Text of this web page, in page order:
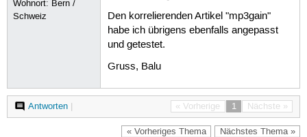
Wohnort: Bern /
Schweiz
Den korrelierenden Artikel "mp3gain"
habe ich übrigens ebenfalls angepasst
und getestet.
Gruss, Balu
« Vorherige 1 Nächste »
Antworten|
« Vorheriges Thema Nächstes Thema »